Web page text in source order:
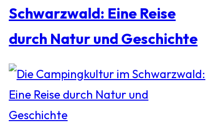
Schwarzwald: Eine Reise
durch Natur und Geschichte